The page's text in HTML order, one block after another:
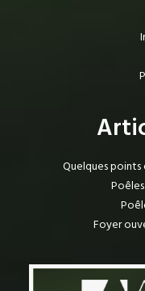
Quelques points
Foyer